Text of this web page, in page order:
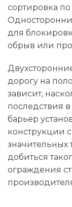
сортировка
для
обрыв или
дорогу на
зависит,
последствия
барьер
конструкции
значительных
добиться
ограждения